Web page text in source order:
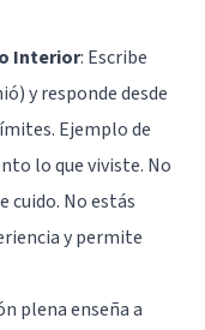
Interior: Escribe
y responde desde
Ejemplo de
lo que viviste. No
cuido. No estás
y permite
plena enseña a